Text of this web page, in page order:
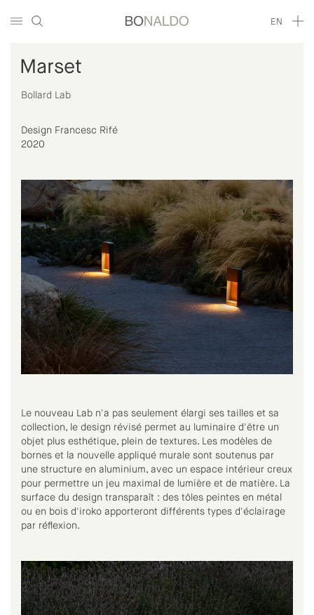
EN
Marset
Bollard Lab
Design Francesc Rifé
2020
Le nouveau Lab n'a pas seulement élargi ses tailles et sa
collection, le design révisé permet au luminaire d'être un
objet plus esthétique, plein de textures. Les modèles de
bornes et la nouvelle appliqué murale sont soutenus par
une structure en aluminium, avec un espace intérieur creux
pour permettre un jeu maximal de lumière et de matière. La
surface du design transparaît : des tôles peintes en métal
ou en bois d'iroko apporteront différents types d'éclairage
par réflexion.